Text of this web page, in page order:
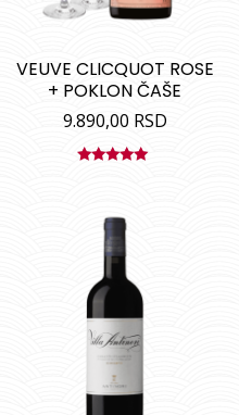
VEUVE CLICQUOT ROSE
+ POKLON ČAŠE
9.890,00 RSD